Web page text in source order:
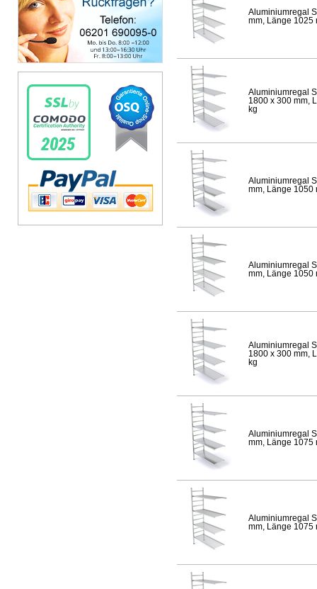
Aluminiumregal
mm, Länge 1025
Aluminiumregal
1800 x 300 mm,
kg
Aluminiumregal
mm, Länge 1050
Aluminiumregal
mm, Länge 1050
Aluminiumregal
1800 x 300 mm,
kg
Aluminiumregal
mm, Länge 1075
Aluminiumregal
mm, Länge 1075